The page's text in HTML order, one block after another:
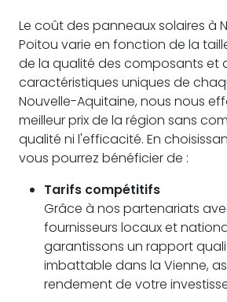
Le coût des panneaux solaires à
Poitou varie en fonction de la
de la qualité des composants et
caractéristiques uniques de
Nouvelle-Aquitaine, nous nous
meilleur prix de la région sans
qualité ni l'efficacité. En
vous pourrez bénéficier de :
Tarifs compétitifs
Grâce à nos partenariats
fournisseurs locaux et
garantissons un rapport
imbattable dans la Vienne,
rendement de votre